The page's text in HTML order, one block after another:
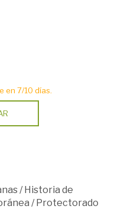
en 7/10 días.
/Historia de
/Protectorado